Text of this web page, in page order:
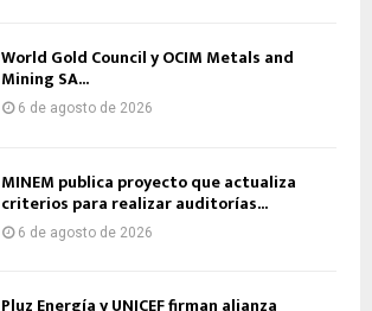
World Gold Council y OCIM Metals and
Mining SA...
6 de agosto de 2026
MINEM publica proyecto que actualiza
criterios para realizar auditorías...
6 de agosto de 2026